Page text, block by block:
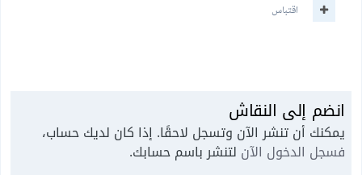
اقتباس
انضم إلى النقاش
يمكنك أن تنشر الآن وتسجل لاحقًا. إذا كان لديك حساب،
فسجل الدخول الآن لتنشر باسم حسابك.